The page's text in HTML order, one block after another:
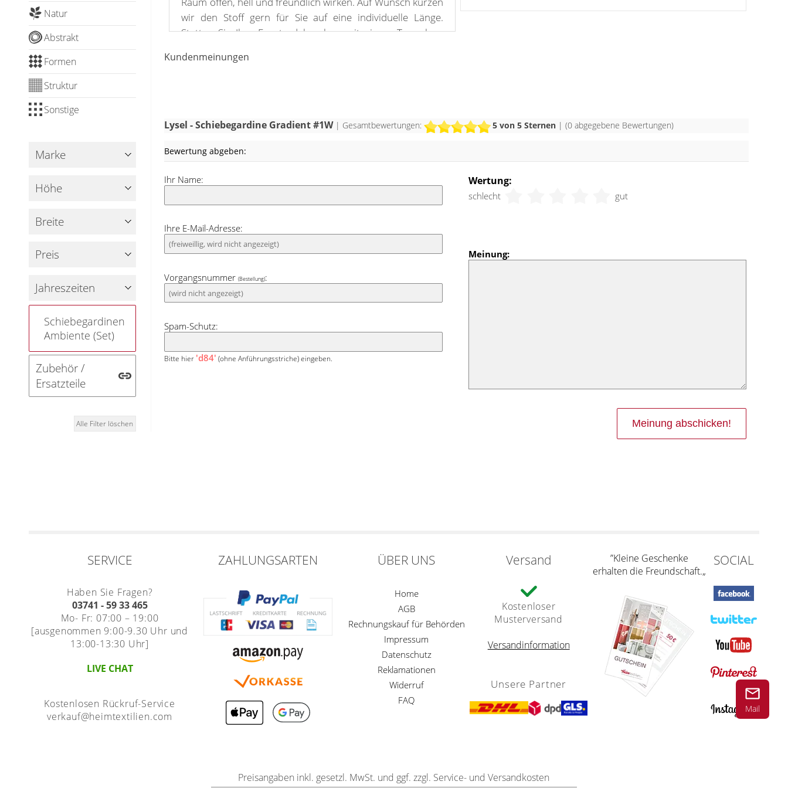
Natur
Abstrakt
Formen
Struktur
Sonstige
Marke
Höhe
Breite
Preis
Jahreszeiten
Schiebegardinen
Ambiente (Set)
Zubehör /
Ersatzteile
Alle Filter löschen
wir den Stoff gern für Sie auf eine individuelle Länge.
Statten Sie Ihre Fensterdeko oben mit einem Tunnelzug
Gardinenstange aufziehen. Im Lieferumfang ist außerdem
Klemmleiste zur Beschwerung und Mitnehmer sowie den
Himbeerrosa über. Dadurch erhält der Raum einen
und sommerlich. Elemente in frischem Grün, Beige und
Creme lockern das Interieur auf und verleihen ihm ein
kitzeln die gesamte Farbkraft hervor.
Kundenmeinungen
Lysel - Schiebegardine Gradient #1W| Gesamtbewertungen: 5von 5 Sternen | (0abgegebene Bewertungen)
Bewertung abgeben:
Wertung:
schlecht gut
Meinung:
Ihr Name:
Ihre E-Mail-Adresse:
Vorgangsnummer(Bestellung):
Spam-Schutz:
Bitte hier 'd84' (ohne Anführungsstriche) eingeben.
SERVICE
Haben Sie Fragen?
03741 - 59 33 465
Mo- Fr: 07:00 – 19:00
[ausgenommen 9:00-9.30 Uhr und
13:00-13:30 Uhr]
LIVE CHAT
Kostenlosen Rückruf-Service
verkauf@heimtextilien.com
ZAHLUNGSARTEN ÜBER UNS
Home
AGB
Rechnungskauf für Behörden
Impressum
Datenschutz
Reklamationen
Widerruf
FAQ
Versand
Kostenloser
Musterversand
Versandinformation
Unsere Partner
”Kleine Geschenke
erhalten die Freundschaft.„
SOCIAL
Preisangaben inkl. gesetzl. MwSt. und ggf. zzgl. Service- und Versandkosten
Mail